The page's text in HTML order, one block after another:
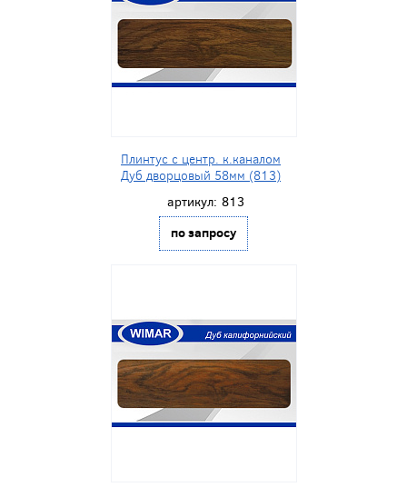
Плинтус с центр. к.каналом
Дуб дворцовый 58мм (813)
артикул: 813
по запросу